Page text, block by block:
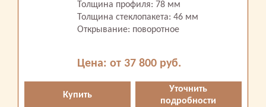
Толщина профиля: 78 мм
Толщина стеклопакета: 46 мм
Открывание: поворотное
Цена: от 37 800 руб.
Купить
Уточнить
подробности